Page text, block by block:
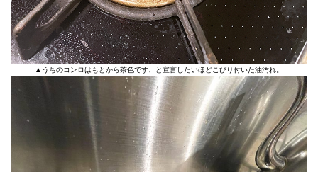
▲うちのコンロはもとから茶色です、と宣言したいほどこびり付いた油汚れ。